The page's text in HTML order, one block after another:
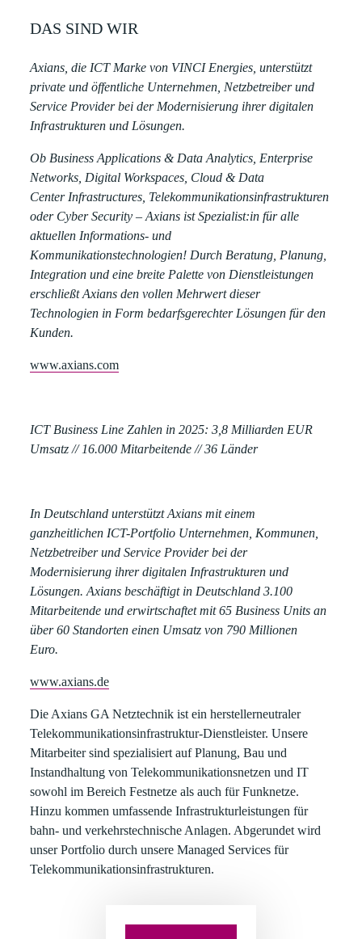
DAS SIND WIR
Axians, die ICT Marke von VINCI Energies, unterstützt
private und öffentliche Unternehmen, Netzbetreiber und
Service Provider bei der Modernisierung ihrer digitalen
Infrastrukturen und Lösungen.
Ob Business Applications & Data Analytics, Enterprise
Networks, Digital Workspaces, Cloud & Data
Center Infrastructures, Telekommunikationsinfrastrukturen
oder Cyber Security – Axians ist Spezialist:in für alle
aktuellen Informations- und
Kommunikationstechnologien! Durch Beratung, Planung,
Integration und eine breite Palette von Dienstleistungen
erschließt Axians den vollen Mehrwert dieser
Technologien in Form bedarfsgerechter Lösungen für den
Kunden.
www.axians.com
ICT Business Line Zahlen in 2025: 3,8 Milliarden EUR
Umsatz // 16.000 Mitarbeitende // 36 Länder
In Deutschland unterstützt Axians mit einem
ganzheitlichen ICT-Portfolio Unternehmen, Kommunen,
Netzbetreiber und Service Provider bei der
Modernisierung ihrer digitalen Infrastrukturen und
Lösungen. Axians beschäftigt in Deutschland 3.100
Mitarbeitende und erwirtschaftet mit 65 Business Units an
über 60 Standorten einen Umsatz von 790 Millionen
Euro.
www.axians.de
Die Axians GA Netztechnik ist ein herstellerneutraler
Telekommunikationsinfrastruktur-Dienstleister. Unsere
Mitarbeiter sind spezialisiert auf Planung, Bau und
Instandhaltung von Telekommunikationsnetzen und IT
sowohl im Bereich Festnetze als auch für Funknetze.
Hinzu kommen umfassende Infrastrukturleistungen für
bahn- und verkehrstechnische Anlagen. Abgerundet wird
unser Portfolio durch unsere Managed Services für
Telekommunikationsinfrastrukturen.